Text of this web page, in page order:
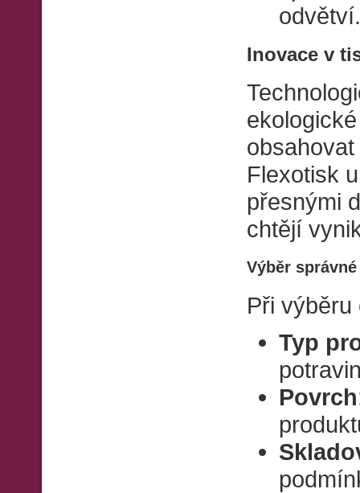
odvětví.
Inovace v
Flexotisk
přesnými
chtějí
Výběr
Při výběru
Typ
Povrch